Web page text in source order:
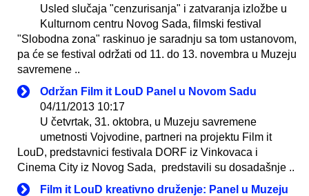
Usled slučaja "cenzurisanja" i zatvaranja izložbe u
Kulturnom centru Novog Sada, filmski festival
"Slobodna zona" raskinuo je saradnju sa tom ustanovom,
pa će se festival održati od 11. do 13. novembra u Muzeju
savremene ..
Održan Film it LouD Panel u Novom Sadu
04/11/2013 10:17
U četvrtak, 31. oktobra, u Muzeju savremene
umetnosti Vojvodine, partneri na projektu Film it
LouD, predstavnici festivala DORF iz Vinkovaca i
Cinema City iz Novog Sada, predstavili su dosadašnje ..
Film it LouD kreativno druženje: Panel u Muzeju